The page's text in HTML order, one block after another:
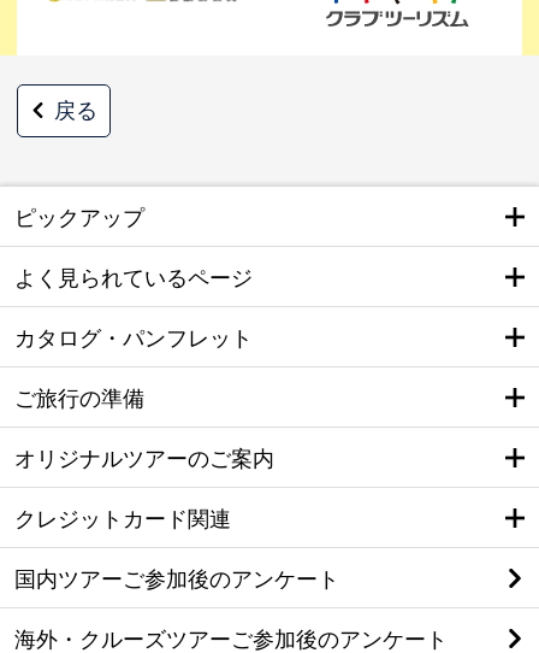
戻る
ピックアップ
よく見られているページ
カタログ・パンフレット
ご旅行の準備
オリジナルツアーのご案内
クレジットカード関連
国内ツアーご参加後のアンケート
海外・クルーズツアーご参加後のアンケート